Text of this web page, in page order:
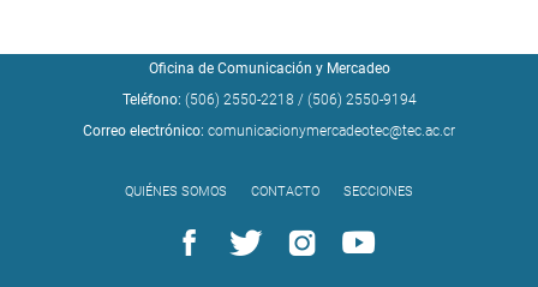
Oficina de Comunicación y Mercadeo
Teléfono: (506) 2550-2218 / (506) 2550-9194
Correo electrónico: comunicacionymercadeotec@tec.ac.cr
QUIÉNES SOMOS CONTACTO SECCIONES